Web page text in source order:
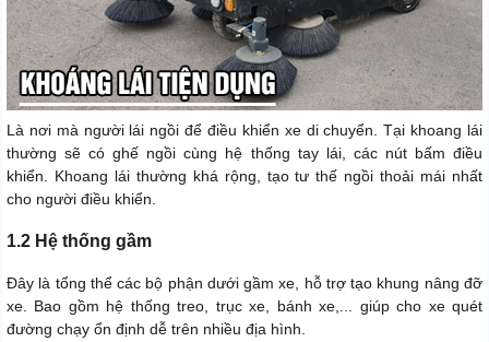
Là nơi mà người lái ngồi để điều khiển xe di chuyển. Tại khoang lái
thường sẽ có ghế ngồi cùng hệ thống tay lái, các nút bấm điều
khiển. Khoang lái thường khá rộng, tạo tư thế ngồi thoải mái nhất
cho người điều khiển.
1.2 Hệ thống gầm
Đây là tổng thể các bộ phận dưới gầm xe, hỗ trợ tạo khung nâng đỡ
xe. Bao gồm hệ thống treo, trục xe, bánh xe,... giúp cho xe quét
đường chạy ổn định dễ trên nhiều địa hình.